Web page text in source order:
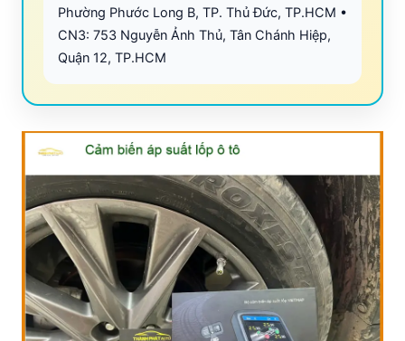
Phường Phước Long B, TP. Thủ Đức, TP.HCM •
CN3: 753 Nguyễn Ảnh Thủ, Tân Chánh Hiệp,
Quận 12, TP.HCM